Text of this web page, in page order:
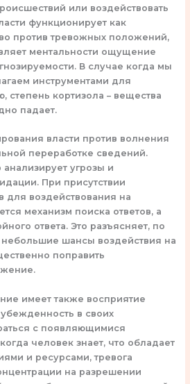
или воздействовать
функционирует как
против тревожных положений,
ментальности ощущение
В случае когда мы
инструментами для
степень кортизола – вещества
падает.
власти против волнения
переработке сведений.
угрозы и
При присутствии
для воздействования на
механизм поиска ответов, а
ответа. Это разъясняет, по
шансы воздействия на
поправить
имеет также восприятие
в своих
с появляющимися
человек знает, что обладает
и ресурсами, тревога
на разрешении